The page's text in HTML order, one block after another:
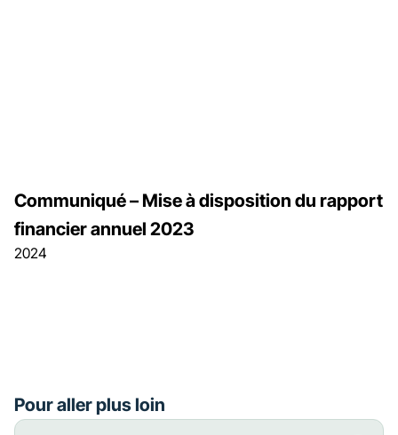
2024
Communiqué – Mise à disposition du rapport
financier annuel 2023
Pour aller plus loin